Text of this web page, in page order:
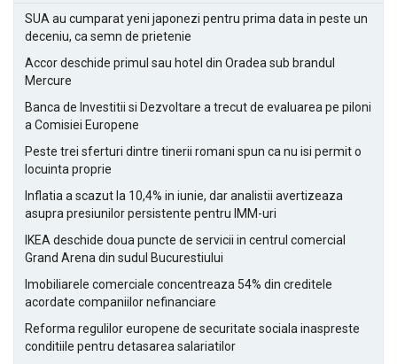
SUA au cumparat yeni japonezi pentru prima data in peste un
deceniu, ca semn de prietenie
Accor deschide primul sau hotel din Oradea sub brandul
Mercure
Banca de Investitii si Dezvoltare a trecut de evaluarea pe piloni
a Comisiei Europene
Peste trei sferturi dintre tinerii romani spun ca nu isi permit o
locuinta proprie
Inflatia a scazut la 10,4% in iunie, dar analistii avertizeaza
asupra presiunilor persistente pentru IMM-uri
IKEA deschide doua puncte de servicii in centrul comercial
Grand Arena din sudul Bucurestiului
Imobiliarele comerciale concentreaza 54% din creditele
acordate companiilor nefinanciare
Reforma regulilor europene de securitate sociala inaspreste
conditiile pentru detasarea salariatilor